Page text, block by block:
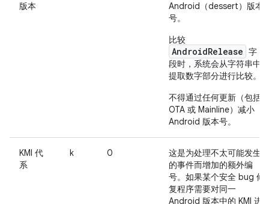
版本
Android（dessert）版本
号。
比较
AndroidRelease 字
段时，系统会从字符串中
提取数字部分进行比较。
不得通过任何更新（包括
OTA 或 Mainline）减小
Android 版本号。
KMI 代
系
k 0
这是为处理不太可能发生
的事件而增加的额外编
号。如果某个安全 bug 修
复程序需要对同一
Android 版本中的 KMI 进